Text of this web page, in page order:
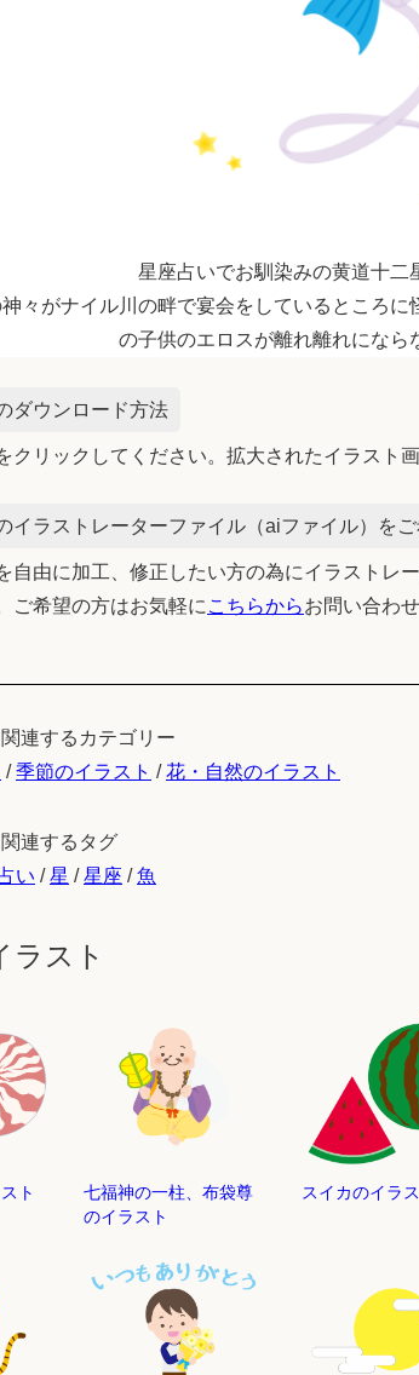
星座占いでお馴染みの黄道十二
々がナイル川の畔で宴会をしているところ
の子供のエロスが離れ離れになら
ダウンロード方法
クリックしてください。拡大されたイラスト
イラストレーターファイル（aiファイル）を
自由に加工、修正したい方の為にイラストレ
ご希望の方はお気軽に こちらからお問い合わ
連するカテゴリー
/季節のイラスト /花・自然のイラスト
連するタグ
い /星 /星座 /魚
ラスト
ト
七福神の一柱、布袋尊
のイラスト
スイカのイラ